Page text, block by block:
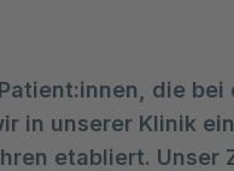
die bei
in unserer Klinik ein
etabliert. Unser